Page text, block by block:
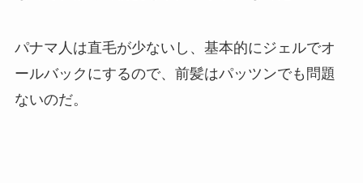
パナマ人は直毛が少ないし、基本的にジェルでオ
ールバックにするので、前髪はパッツンでも問題
ないのだ。